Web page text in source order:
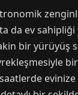
da ev
bir yürüyüş
evinize